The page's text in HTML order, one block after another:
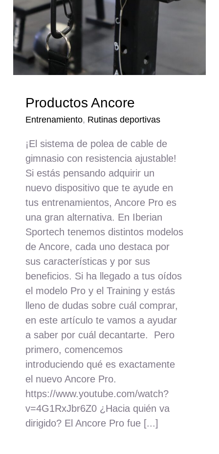
Productos Ancore
Entrenamiento, Rutinas deportivas
¡El sistema de polea de cable de
gimnasio con resistencia ajustable!
Si estás pensando adquirir un
nuevo dispositivo que te ayude en
tus entrenamientos, Ancore Pro es
una gran alternativa. En Iberian
Sportech tenemos distintos modelos
de Ancore, cada uno destaca por
sus características y por sus
beneficios. Si ha llegado a tus oídos
el modelo Pro y el Training y estás
lleno de dudas sobre cuál comprar,
en este artículo te vamos a ayudar
a saber por cuál decantarte. Pero
primero, comencemos
introduciendo qué es exactamente
el nuevo Ancore Pro.
https://www.youtube.com/watch?
v=4G1RxJbr6Z0 ¿Hacia quién va
dirigido? El Ancore Pro fue [...]